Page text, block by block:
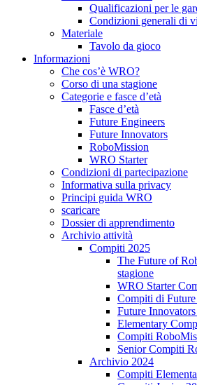
Qualificazioni per le
Condizioni generali di
Materiale
Tavolo da gioco
Informazioni
Che cos’è WRO?
Corso di una stagione
Categorie e fasce d’età
Fasce d’età
Future Engineers
Future Innovators
RoboMission
WRO Starter
Condizioni di partecipazione
Informativa sulla privacy
Principi guida WRO
scaricare
Dossier di apprendimento
Archivio attività
Compiti 2025
The Future of
stagione
WRO Starter
Compiti di
Future
Elementary
Compiti
Senior Compiti
Archivio 2024
Compiti